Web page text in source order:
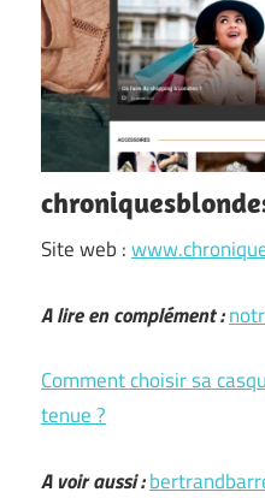
Site web :
A lire en complément :
Comment choisir sa
tenue ?
A voir aussi :